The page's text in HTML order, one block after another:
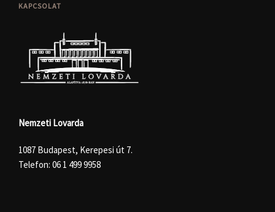
KAPCSOLAT
Nemzeti Lovarda
1087 Budapest, Kerepesi út 7.
Telefon: 06 1 499 9958